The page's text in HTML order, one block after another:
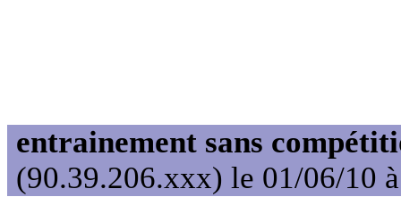
entrainement sans
(90.39.206.xxx) le 01/06/10